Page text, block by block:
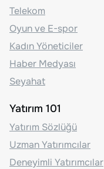
Telekom
Oyun ve E-spor
Kadın Yöneticiler
Haber Medyası
Seyahat
Yatırım 101
Yatırım Sözlüğü
Uzman Yatırımcılar
Deneyimli Yatırımcılar